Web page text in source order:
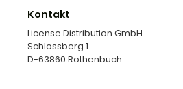
Kontakt
License Distribution GmbH
Schlossberg 1
D-63860 Rothenbuch